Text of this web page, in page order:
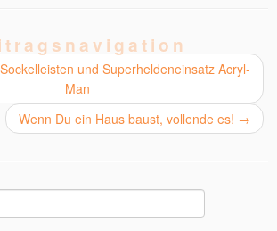
und Superheldeneinsatz Acryl-
Man
Wenn Du ein Haus baust, vollende es! →